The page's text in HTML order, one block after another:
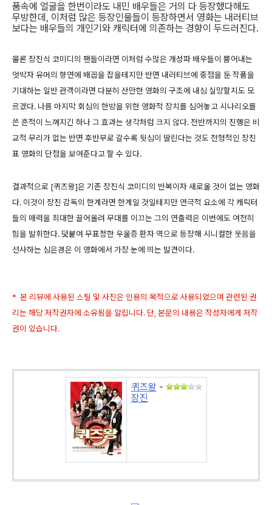
품속에 얼굴을 한번이라도 내민 배우들은 거의 다 등장했다해도
무방한데, 이처럼 많은 등장인물들이 등장하면서 영화는 내러티브
보다는 배우들의 개인기와 캐릭터에 의존하는 경향이 두드러진다.
물론 장진식 코미디의 팬들이라면 이처럼 수많은 개성파 배우들이 뿜어내는
엇박자 유머의 향연에 배꼽을 잡을테지만 반면 내러티브에 중점을 둔 작품을
기대하는 일반 관객이라면 다분히 산만한 영화의 구조에 내심 실망할지도 모
르겠다. 나름 마지막 회심의 한방을 위한 영화적 장치를 심어놓고 시나리오를
쓴 흔적이 느껴지긴 하나 그 효과는 생각처럼 크지 않다. 전반까지의 진행은 비
교적 무리가 없는 반면 후반부로 갈수록 뒷심이 딸린다는 것도 전형적인 장진
표 영화의 단점을 보여준다고 할 수 있다.
결과적으로 [퀴즈왕]은 기존 장진식 코미디의 반복이자 새로울 것이 없는 영화
다. 이것이 장진 감독의 한계라면 한계일 것일테지만 연극적 요소에 각 캐릭터
들의 매력을 최대한 끌어올려 무대를 이끄는 그의 연출력은 이번에도 여전히
힘을 발휘한다. 덧붙여 무표정한 우울증 환자 역으로 등장해 시니컬한 웃음을
선사하는 심은경은 이 영화에서 가장 눈에 띄는 발견이다.
* 본 리뷰에 사용된 스틸 및 사진은 인용의 목적으로 사용되었으며 관련된 권
리는 해당 저작권자에 소유됨을 알립니다. 단, 본문의 내용은 작성자에게 저작
권이 있습니다.
퀴즈왕 -
장진